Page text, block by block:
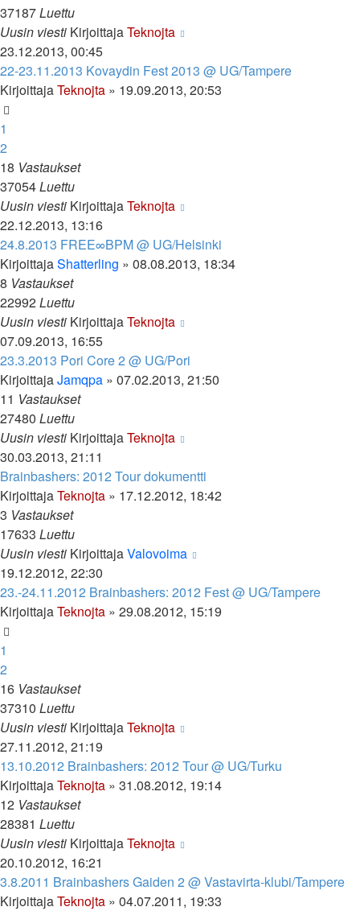
37187Luettu
Uusin viesti KirjoittajaTeknojta
23.12.2013, 00:45
22-23.11.2013 Kovaydin Fest 2013 @ UG/Tampere
KirjoittajaTeknojta » 19.09.2013, 20:53
1
2
18 Vastaukset
37054Luettu
Uusin viesti KirjoittajaTeknojta
22.12.2013, 13:16
24.8.2013 FREE∞BPM @ UG/Helsinki
KirjoittajaShatterling » 08.08.2013, 18:34
8 Vastaukset
22992Luettu
Uusin viesti KirjoittajaTeknojta
07.09.2013, 16:55
23.3.2013 Pori Core 2 @ UG/Pori
KirjoittajaJamqpa » 07.02.2013, 21:50
11 Vastaukset
27480 Luettu
Uusin viesti KirjoittajaTeknojta
30.03.2013, 21:11
Brainbashers: 2012 Tour dokumentti
KirjoittajaTeknojta » 17.12.2012, 18:42
3 Vastaukset
17633 Luettu
Uusin viesti KirjoittajaValovoima
19.12.2012, 22:30
23.-24.11.2012 Brainbashers: 2012 Fest @ UG/Tampere
KirjoittajaTeknojta » 29.08.2012, 15:19
1
2
16 Vastaukset
37310 Luettu
Uusin viesti KirjoittajaTeknojta
27.11.2012, 21:19
13.10.2012 Brainbashers: 2012 Tour @ UG/Turku
KirjoittajaTeknojta » 31.08.2012, 19:14
12 Vastaukset
28381 Luettu
Uusin viesti KirjoittajaTeknojta
20.10.2012, 16:21
3.8.2011 Brainbashers Gaiden 2 @ Vastavirta-klubi/Tampere
KirjoittajaTeknojta » 04.07.2011, 19:33